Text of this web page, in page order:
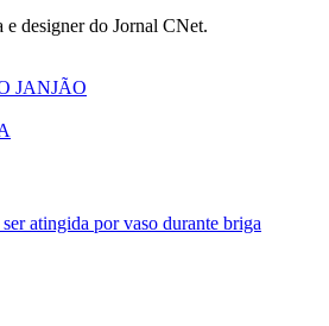
designer do Jornal CNet.